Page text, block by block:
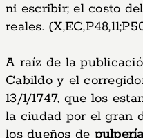
ni escribir; el costo
reales.
A raíz de la
Cabildo y el
13/1/1747, que los
la ciudad por el gran
los dueños de